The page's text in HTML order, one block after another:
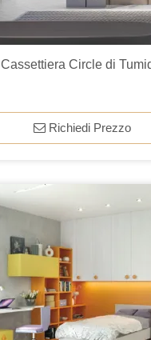
Cassettiera Circle di
Richiedi Prezzo